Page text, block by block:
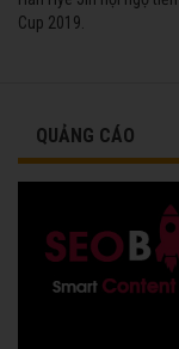
Cup 2019.
QUẢNG CÁO